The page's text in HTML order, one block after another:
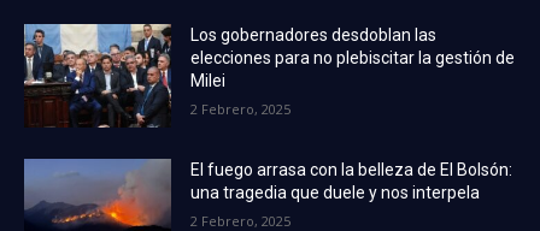
Los gobernadores desdoblan las
elecciones para no plebiscitar la gestión de
Milei
2 Febrero, 2025
El fuego arrasa con la belleza de El Bolsón:
una tragedia que duele y nos interpela
2 Febrero, 2025